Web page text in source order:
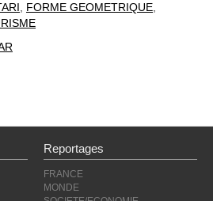
, FORME GEOMETRIQUE,
Reportages
FRANCE
MONDE